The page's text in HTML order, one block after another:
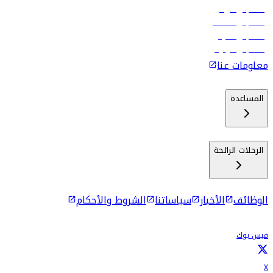
رحلات إلى الرياض
رحلات إلى مسقط
رحلات إلى ماليه
رحلات إلى كولومبو
معلومات عنا
المساعدة
الرحلات الرائجة
الوظائف الأخبار سياساتنا الشروط والأحكام
فيس بوك
X